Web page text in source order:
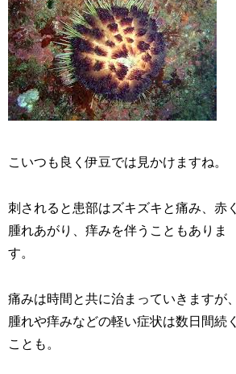
こいつも良く伊豆では見かけますね。
刺されると患部はズキズキと痛み、赤く
腫れあがり、痒みを伴うこともありま
す。
痛みは時間と共に治まっていきますが、
腫れや痒みなどの軽い症状は数日間続く
ことも。